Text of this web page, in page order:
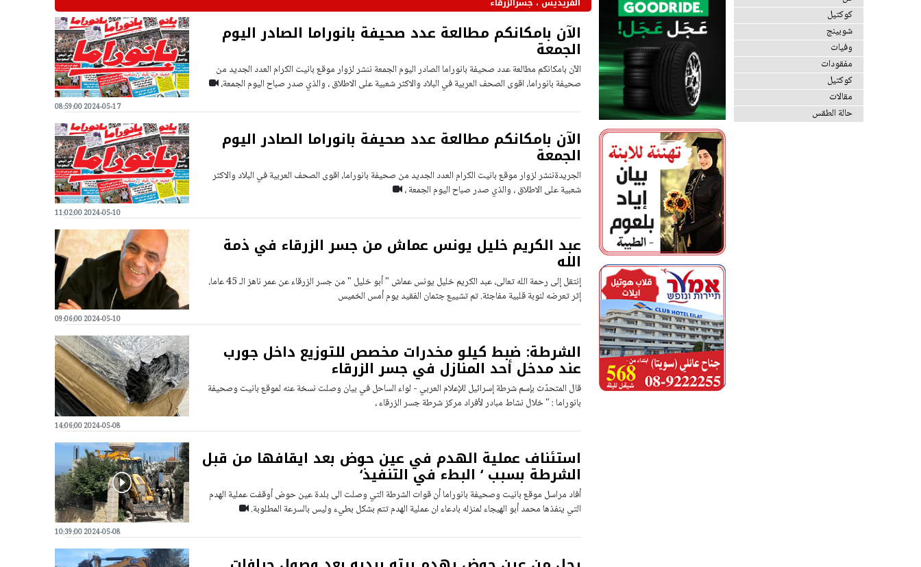
كوكتيل
شوبينج
وفيات
مفقودات
كوكتيل
مقالات
حالة الطقس
الآن بامكانكم مطالعة عدد صحيفة بانوراما الصادر اليوم
الجمعة
الآن بامكانكم مطالعة عدد صحيفة بانوراما الصادر اليوم الجمعة ننشر لزوار موقع بانيت الكرام العدد الجديد من
صحيفة بانوراما، اقوى الصحف العربية في البلاد والاكثر شعبية على الاطلاق ، والذي صدر صباح اليوم الجمعة،
2024-05-17 08:59:00
الآن بامكانكم مطالعة عدد صحيفة بانوراما الصادر اليوم
الجمعة
الجريدةننشر لزوار موقع بانيت الكرام العدد الجديد من صحيفة بانوراما، اقوى الصحف العربية في البلاد والاكثر
شعبية على الاطلاق ، والذي صدر صباح اليوم الجمعة ،
2024-05-10 11:02:00
عبد الكريم خليل يونس عماش من جسر الزرقاء في ذمة
الله
إنتقل إلى رحمة الله تعالى، عبد الكريم خليل يونس عماش " أبو خليل " من جسر الزرقاء عن عمر ناهز الـ 45 عاما،
إثر تعرضه لنوبة قلبية مفاجئة. تم تشييع جثمان الفقيد يوم أمس الخميس
2024-05-10 09:06:00
الشرطة: ضبط كيلو مخدرات مخصص للتوزيع داخل جورب
عند مدخل أحد المنازل في جسر الزرقاء
قال المتحدّث بإسم شرطة إسرائيل للإعلام العربي - لواء الساحل في بيان وصلت نسخة عنه لموقع بانيت وصحيفة
بانوراما : " خلال نشاط مبادر لأفراد مركز شرطة جسر الزرقاء ،
2024-05-08 14:06:00
استئناف عملية الهدم في عين حوض بعد ايقافها من قبل
الشرطة بسبب ‘ البطء في التنفيذ‘
أفاد مراسل موقع بانيت وصحيفة بانوراما أن قوات الشرطة التي وصلت الى بلدة عين حوض أوقفت عملية الهدم
التي ينفذها محمد أبو الهيجاء لمنزله بادعاء ان عملية الهدم تتم بشكل بطيء وليس بالسرعة المطلوبة.
2024-05-08 10:39:00